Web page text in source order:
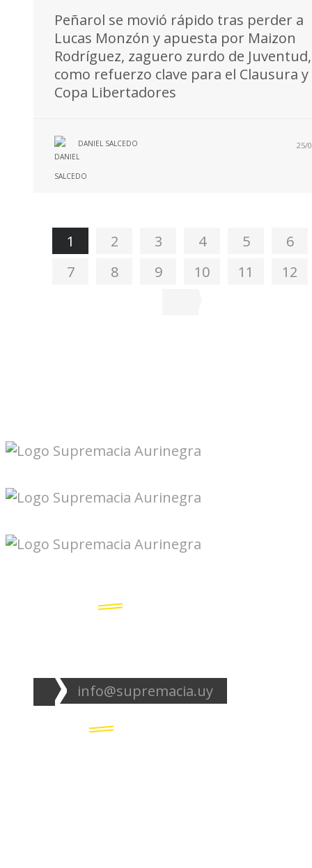
Peñarol se movió rápido tras perder a
Lucas Monzón y apuesta por Maizon
Rodríguez, zaguero zurdo de Juventud,
como refuerzo clave para el Clausura y
Copa Libertadores
DANIEL SALCEDO 25/
1 2 3 4 5
6
7
8 9 10 11 12
info@supremacia.uy